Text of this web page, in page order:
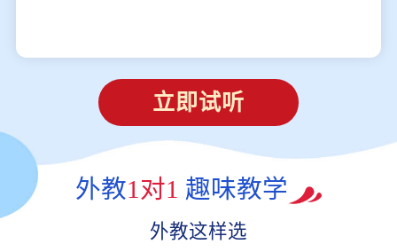
立即试听
外教1对1 趣味教学
外教这样选